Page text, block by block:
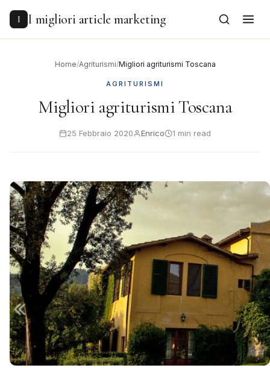
content
I I migliori article marketing
Home/Agriturismi/Migliori agriturismi Toscana
AGRITURISMI
Migliori agriturismi Toscana
25 Febbraio 2020 Enrico 1 min read